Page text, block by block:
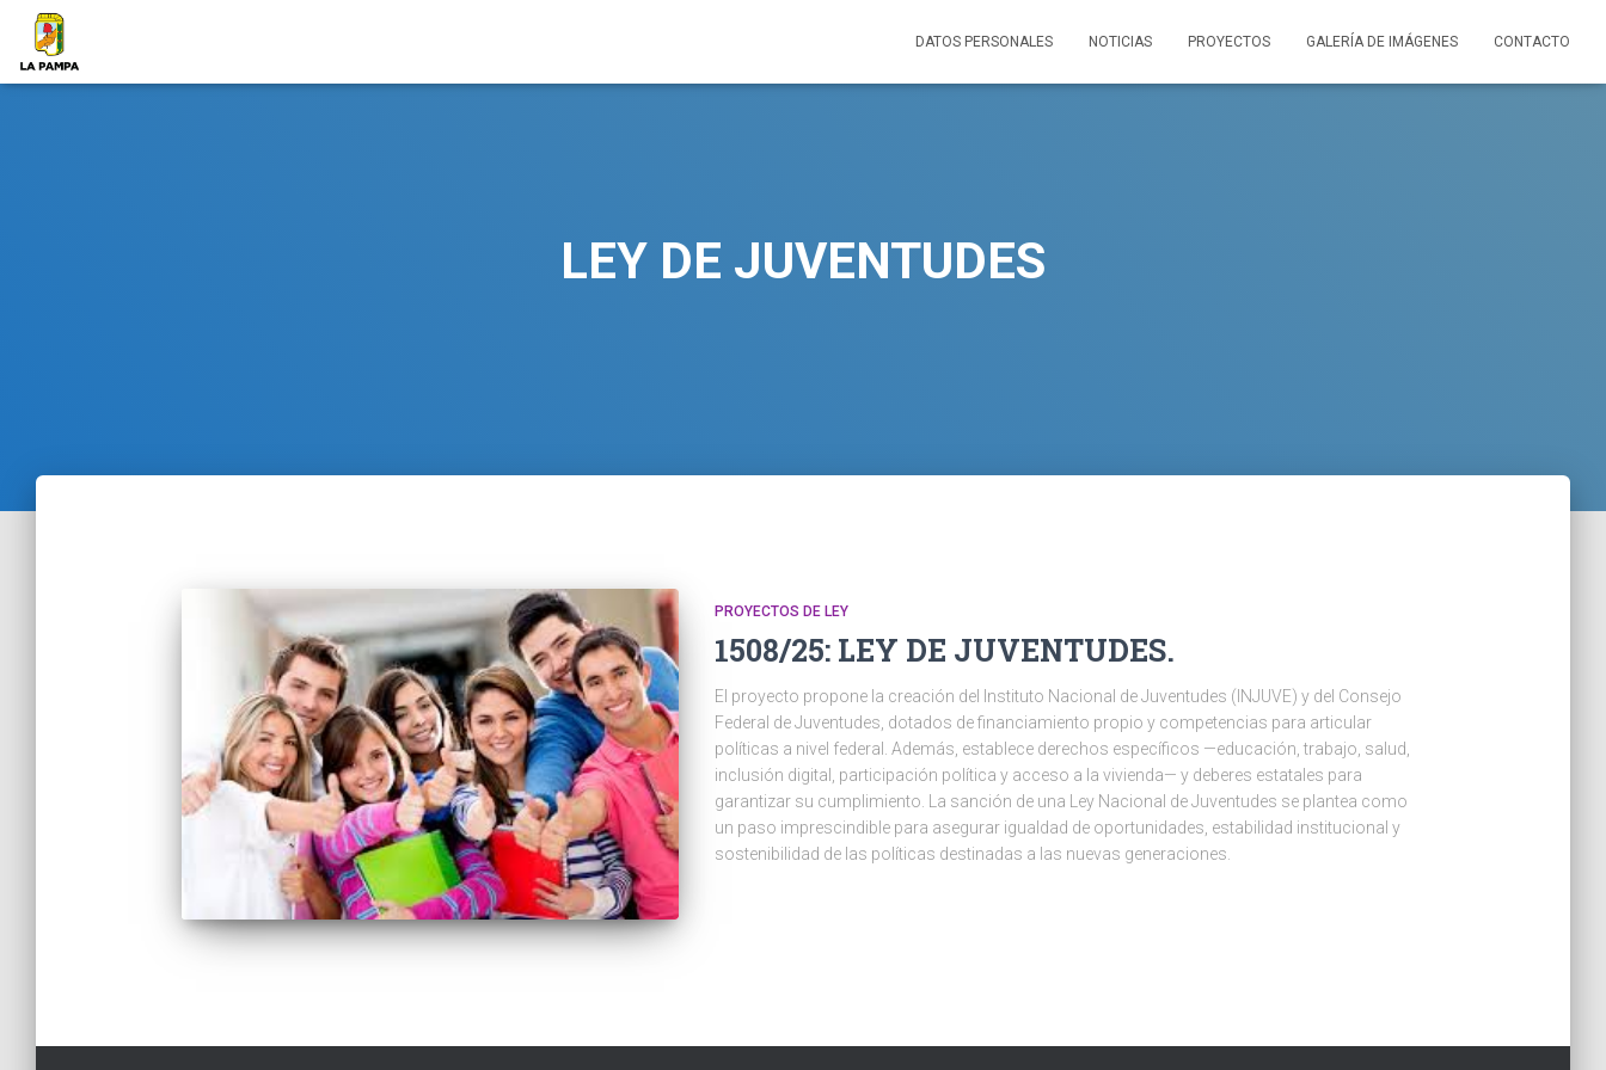
DATOS PERSONALES NOTICIAS PROYECTOS GALERÍA DE IMÁGENES CONTACTO
LEY DE JUVENTUDES
PROYECTOS DE LEY
1508/25: LEY DE JUVENTUDES.
El proyecto propone la creación del Instituto Nacional de Juventudes (INJUVE) y del Consejo
Federal de Juventudes, dotados de financiamiento propio y competencias para articular
políticas a nivel federal. Además, establece derechos específicos —educación, trabajo, salud,
inclusión digital, participación política y acceso a la vivienda— y deberes estatales para
garantizar su cumplimiento. La sanción de una Ley Nacional de Juventudes se plantea como
un paso imprescindible para asegurar igualdad de oportunidades, estabilidad institucional y
sostenibilidad de las políticas destinadas a las nuevas generaciones.